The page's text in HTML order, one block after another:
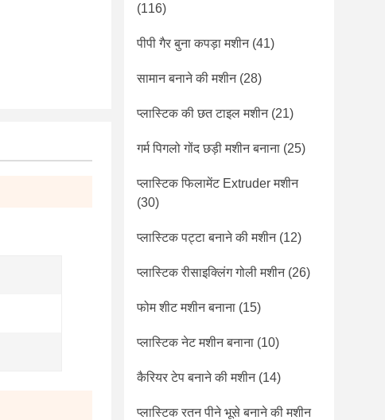
(116)
पीपी गैर बुना कपड़ा मशीन(41)
सामान बनाने की मशीन(28)
प्लास्टिक की छत टाइल मशीन(21)
गर्म पिगलो गोंद छड़ी मशीन बनाना (25)
प्लास्टिक फिलामेंट Extruder मशीन
(30)
प्लास्टिक पट्टा बनाने की मशीन(12)
प्लास्टिक रीसाइक्लिंग गोली मशीन(26)
फोम शीट मशीन बनाना (15)
प्लास्टिक नेट मशीन बनाना (10)
कैरियर टेप बनाने की मशीन(14)
प्लास्टिक रतन पीने भूसे बनाने की मशीन